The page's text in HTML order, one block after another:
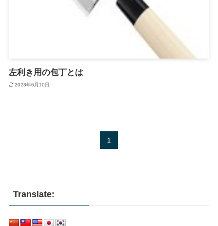
左利き用の包丁とは
2023年6月10日
1
Translate: